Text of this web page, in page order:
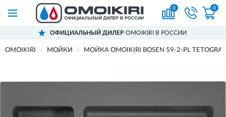
0 0
ОФИЦИАЛЬНЫЙ ДИЛЕР OMOIKIRI В РОССИИ
OMOIKIRI МОЙКИ МОЙКА OMOIKIRI BOSEN 59-2-PL